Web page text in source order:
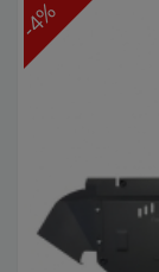
-4%